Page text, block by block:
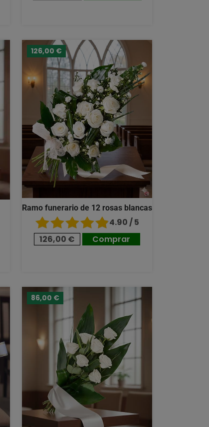
126,00 €
Ramo funerario de 12 rosas blancas
4.90 / 5
126,00 €
Comprar
86,00 €